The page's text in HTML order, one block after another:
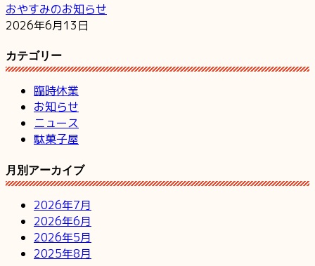
おやすみのお知らせ
2026年6月13日
カテゴリー
臨時休業
お知らせ
ニュース
駄菓子屋
月別アーカイブ
2026年7月
2026年6月
2026年5月
2025年8月